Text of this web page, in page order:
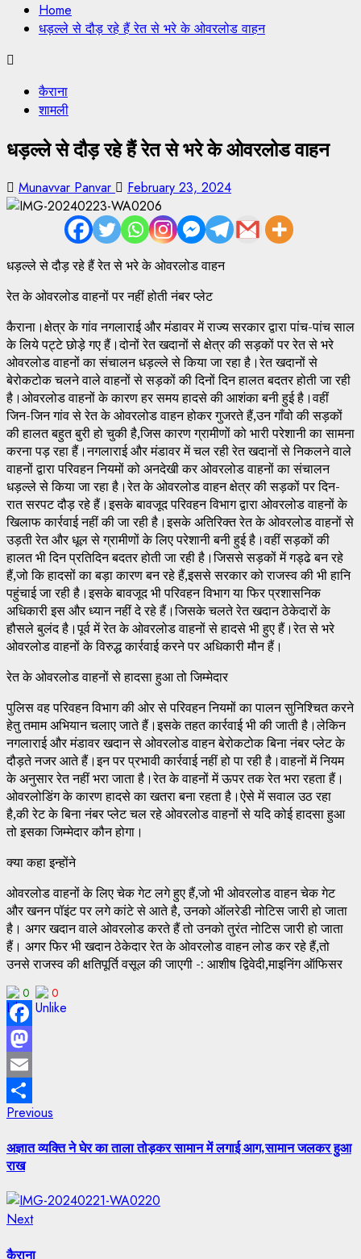
Home
धड़ल्ले से दौड़ रहे हैं रेत से भरे के ओवरलोड वाहन
कैराना
शामली
धड़ल्ले से दौड़ रहे हैं रेत से भरे के ओवरलोड वाहन
Munavvar Panvar February 23, 2024
धड़ल्ले से दौड़ रहे हैं रेत से भरे के ओवरलोड वाहन
रेत के ओवरलोड वाहनों पर नहीं होती नंबर प्लेट
कैराना।क्षेत्र के गांव नगलाराई और मंडावर में राज्य सरकार द्वारा पांच-पांच साल
के लिये पट्टे छोड़े गए हैं।दोनों रेत खदानों से क्षेत्र की सड़कों पर रेत से भरे
ओवरलोड वाहनों का संचालन धड़ल्ले से किया जा रहा है।रेत खदानों से
बेरोकटोक चलने वाले वाहनों से सड़कों की दिनों दिन हालत बदतर होती जा रही
है।ओवरलोड वाहनों के कारण हर समय हादसे की आशंका बनी हुई है।वहीं
जिन-जिन गांव से रेत के ओवरलोड वाहन होकर गुजरते हैं,उन गाँवो की सड़कों
की हालत बहुत बुरी हो चुकी है,जिस कारण ग्रामीणों को भारी परेशानी का सामना
करना पड़ रहा हैं।नगलाराई और मंडावर में चल रही रेत खदानों से निकलने वाले
वाहनों द्वारा परिवहन नियमों को अनदेखी कर ओवरलोड वाहनों का संचालन
धड़ल्ले से किया जा रहा है।रेत के ओवरलोड वाहन क्षेत्र की सड़कों पर दिन-
रात सरपट दौड़ रहे हैं।इसके बावजूद परिवहन विभाग द्वारा ओवरलोड वाहनों के
खिलाफ कार्रवाई नहीं की जा रही है।इसके अतिरिक्त रेत के ओवरलोड वाहनों से
उड़ती रेत और धूल से ग्रामीणों के लिए परेशानी बनी हुई है।वहीं सड़कों की
हालत भी दिन प्रतिदिन बदतर होती जा रही है।जिससे सड़कों में गड्ढे बन रहे
हैं,जो कि हादसों का बड़ा कारण बन रहे हैं,इससे सरकार को राजस्व की भी हानि
पहुंचाई जा रही है।इसके बावजूद भी परिवहन विभाग या फिर प्रशासनिक
अधिकारी इस और ध्यान नहीं दे रहे हैं।जिसके चलते रेत खदान ठेकेदारों के
हौसले बुलंद है।पूर्व में रेत के ओवरलोड वाहनों से हादसे भी हुए हैं।रेत से भरे
ओवरलोड वाहनों के विरुद्ध कार्रवाई करने पर अधिकारी मौन हैं।
रेत के ओवरलोड वाहनों से हादसा हुआ तो जिम्मेदार
पुलिस वह परिवहन विभाग की ओर से परिवहन नियमों का पालन सुनिश्चित करने
हेतु तमाम अभियान चलाए जाते हैं।इसके तहत कार्रवाई भी की जाती है।लेकिन
नगलाराई और मंडावर खदान से ओवरलोड वाहन बेरोकटोक बिना नंबर प्लेट के
दौड़ते नजर आते हैं।इन पर प्रभावी कार्रवाई नहीं हो पा रही है।वाहनों में नियम
के अनुसार रेत नहीं भरा जाता है।रेत के वाहनों में ऊपर तक रेत भरा रहता हैं।
ओवरलोडिंग के कारण हादसे का खतरा बना रहता है।ऐसे में सवाल उठ रहा
है,की रेट के बिना नंबर प्लेट चल रहे ओवरलोड वाहनों से यदि कोई हादसा हुआ
तो इसका जिम्मेदार कौन होगा।
क्या कहा इन्होंने
ओवरलोड वाहनों के लिए चेक गेट लगे हुए हैं,जो भी ओवरलोड वाहन चेक गेट
और खनन पॉइंट पर लगे कांटे से आते है, उनको ऑलरेडी नोटिस जारी हो जाता
है। अगर खदान वाले ओवरलोड करते हैं तो उनको तुरंत नोटिस जारी हो जाता
हैं। अगर फिर भी खदान ठेकेदार रेत के ओवरलोड वाहन लोड कर रहे हैं,तो
उनसे राजस्व की क्षतिपूर्ति वसूल की जाएगी -: आशीष द्विवेदी,माइनिंग ऑफिसर
0 0
Facebook
Mastodon
Email
Share
Post
navigation
Previous
अज्ञात व्यक्ति ने घेर का ताला तोड़कर सामान में लगाई आग,सामान जलकर हुआ
राख
NextNext
कैराना